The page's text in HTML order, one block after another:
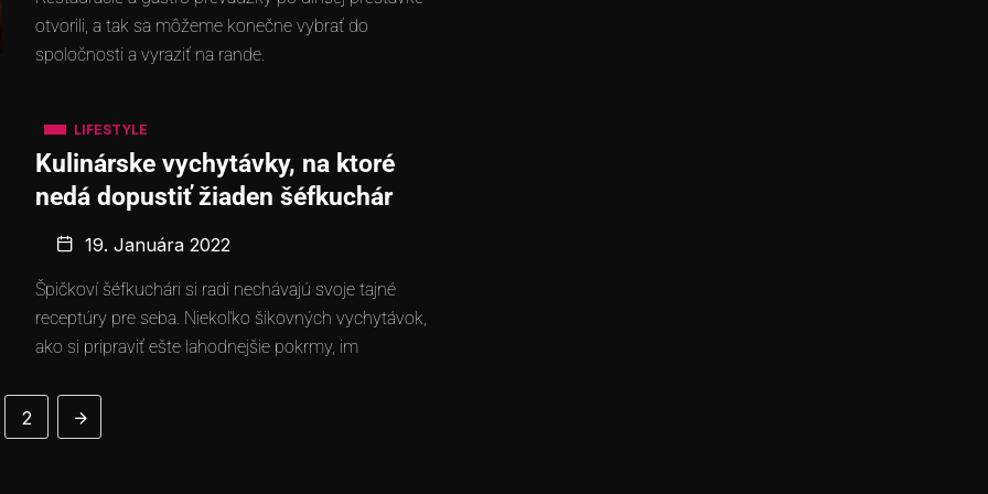
otvorili, a tak sa môžeme konečne vybrať do
spoločnosti a vyraziť na rande.
LIFESTYLE
Kulinárske vychytávky, na ktoré
nedá dopustiť žiaden šéfkuchár
19. Januára 2022
Špičkoví šéfkuchári si radi nechávajú svoje tajné
receptúry pre seba. Niekoľko šikovných vychytávok,
ako si pripraviť ešte lahodnejšie pokrmy, im
2